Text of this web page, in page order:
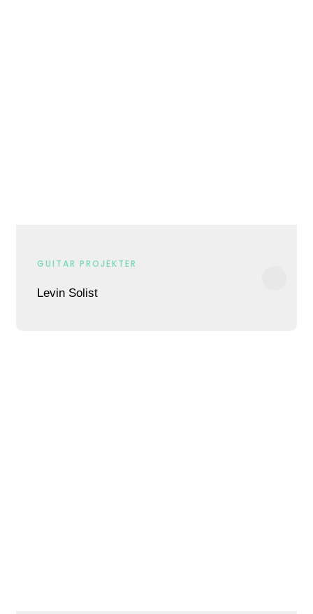
GUITAR PROJEKTER
Levin Solist